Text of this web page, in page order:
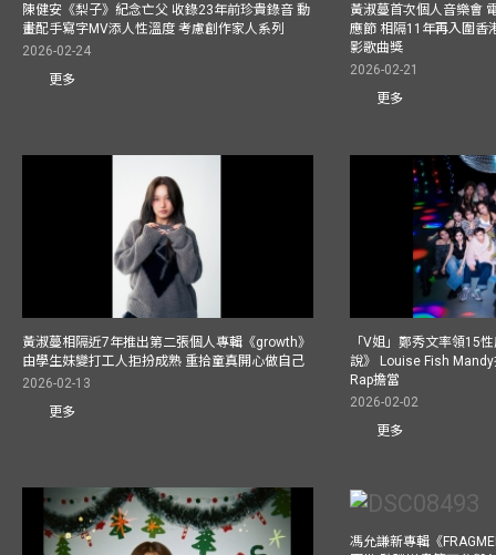
陳健安《梨子》紀念亡父 收錄23年前珍貴錄音 動
畫配手寫字MV添人性溫度 考慮創作家人系列
2026-02-24
更多
黃淑蔓首次個人音樂會
應節 相隔11年再入圍香
影歌曲獎
2026-02-21
更多
黃淑蔓相隔近7年推出第二張個人專輯《growth》
由學生妹變打工人拒扮成熟 重拾童真開心做自己
2026-02-13
更多
「V姐」鄭秀文率領15
說》 Louise Fish
Rap擔當
2026-02-02
更多
馮允謙新專輯《